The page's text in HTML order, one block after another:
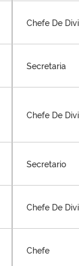
Chefe De
Secretaria
Chefe De
Secretario
Chefe De
Chefe